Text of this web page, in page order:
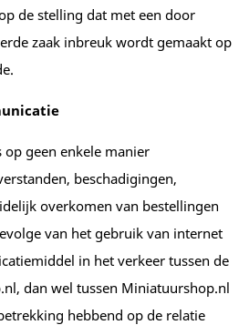
de stelling dat met een door
zaak inbreuk wordt gemaakt op
geen enkele manier
beschadigingen,
overkomen van bestellingen
van het gebruik van internet
in het verkeer tussen de
dan wel tussen Miniatuurshop.nl
hebbend op de relatie